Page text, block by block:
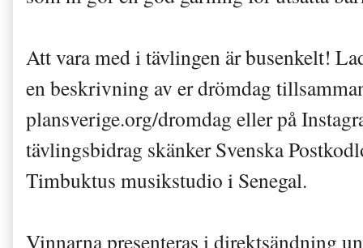
Att vara med i tävlingen är busenkelt!
en beskrivning av er drömdag
plansverige.org/dromdag eller på
tävlingsbidrag skänker Svenska
Timbuktus musikstudio i Senegal.
Vinnarna presenteras i direktsändning